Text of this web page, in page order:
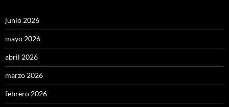
junio 2026
mayo 2026
abril 2026
marzo 2026
febrero 2026